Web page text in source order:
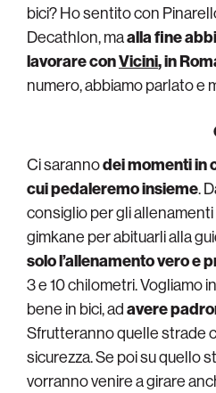
bici? Ho sentito con
Decathlon, maalla fine
lavorare conVicini, in
numero, abbiamo parlato e
Ci sarannodei momenti in
cui pedaleremo insieme.
consiglio per gli allenamenti
gimkane per abituarli alla
solo l’allenamento vero e
3 e 10 chilometri. Vogliamo
bene in bici, adavere
Sfrutteranno quelle strade
sicurezza. Se poi su quello
vorranno venire a girare